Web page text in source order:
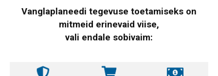
Vanglaplaneedi tegevuse toetamiseks on
mitmeid erinevaid viise,
vali endale sobivaim: